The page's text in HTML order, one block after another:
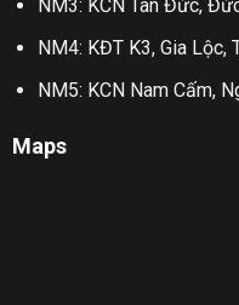
NM3: KCN Tân Đức,
NM4: KĐT K3, Gia Lộc,
NM5: KCN Nam Cấm,
Maps